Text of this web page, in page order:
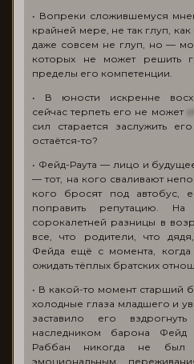
• Вопреки сложившемуся
крайней мере, не так глуп,
даже совсем не глуп, но —
которых не может решить
пределы его компетенции.
• В юности искренне
сейчас терпеть его не может
сил старается заслужить
остаётся-то?
• Фейд-Раута — лицо и
— тот, на кого сваливают
кого бросят под автобус,
поправить репутацию.
сорокалетней разницы в
все, что родители, что
Фейда ещё с момента,
ожидать тёплых братских
• В какой-то момент старший
холодные глаза младшего и
заставило его
наследником барона Фейд
Раббан никогда не был
эмоциональным